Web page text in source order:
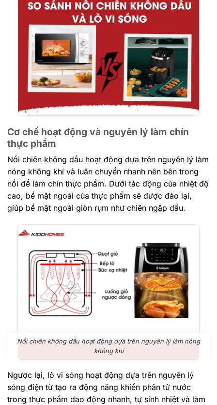
Cơ chế hoạt động và nguyên lý làm chín
thực phẩm
Nồi chiên không dầu hoạt động dựa trên nguyên lý làm
nóng không khí và luân chuyển nhanh nên bên trong
nồi để làm chín thực phẩm. Dưới tác động của nhiệt độ
cao, bề mặt ngoài của thực phẩm sẽ được đảo lại,
giúp bề mặt ngoài giòn rụm như chiên ngập dầu.
Nồi chiên không dầu hoạt động dựa trên nguyên lý làm nóng
không khí
Ngược lại, lò vi sóng hoạt động dựa trên nguyên lý
sóng điện từ tạo ra động năng khiến phân tử nước
trong thực phẩm dao động nhanh, tự sinh nhiệt và làm